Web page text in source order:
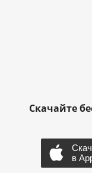
Скачайте